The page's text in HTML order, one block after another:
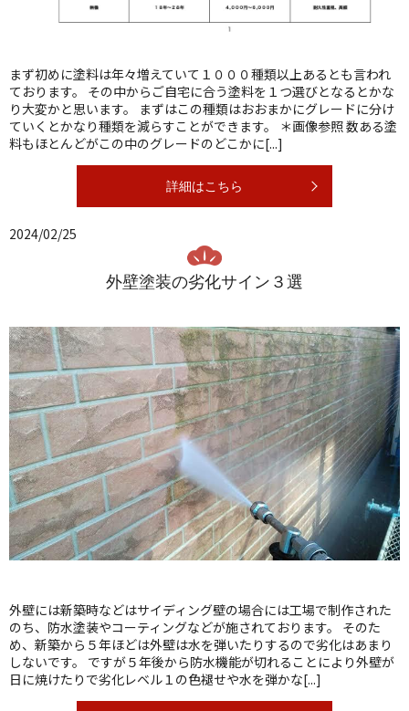
まず初めに塗料は年々増えていて１０００種類以上あるとも言われ
ております。 その中からご自宅に合う塗料を１つ選びとなるとかな
り大変かと思います。 まずはこの種類はおおまかにグレードに分け
ていくとかなり種類を減らすことができます。 ＊画像参照 数ある塗
料もほとんどがこの中のグレードのどこかに[...]
詳細はこちら
2024/02/25
外壁塗装の劣化サイン３選
外壁には新築時などはサイディング壁の場合には工場で制作された
のち、防水塗装やコーティングなどが施されております。 そのた
め、新築から５年ほどは外壁は水を弾いたりするので劣化はあまり
しないです。 ですが５年後から防水機能が切れることにより外壁が
日に焼けたりで劣化レベル１の色褪せや水を弾かな[...]